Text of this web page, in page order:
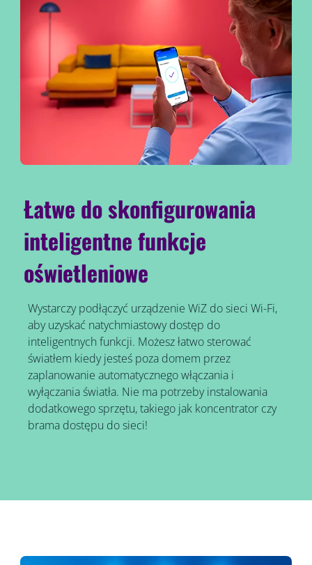
Łatwe do skonfigurowania
inteligentne funkcje
oświetleniowe
Wystarczy podłączyć urządzenie WiZ do sieci Wi-Fi,
aby uzyskać natychmiastowy dostęp do
inteligentnych funkcji. Możesz łatwo sterować
światłem kiedy jesteś poza domem przez
zaplanowanie automatycznego włączania i
wyłączania światła. Nie ma potrzeby instalowania
dodatkowego sprzętu, takiego jak koncentrator czy
brama dostępu do sieci!